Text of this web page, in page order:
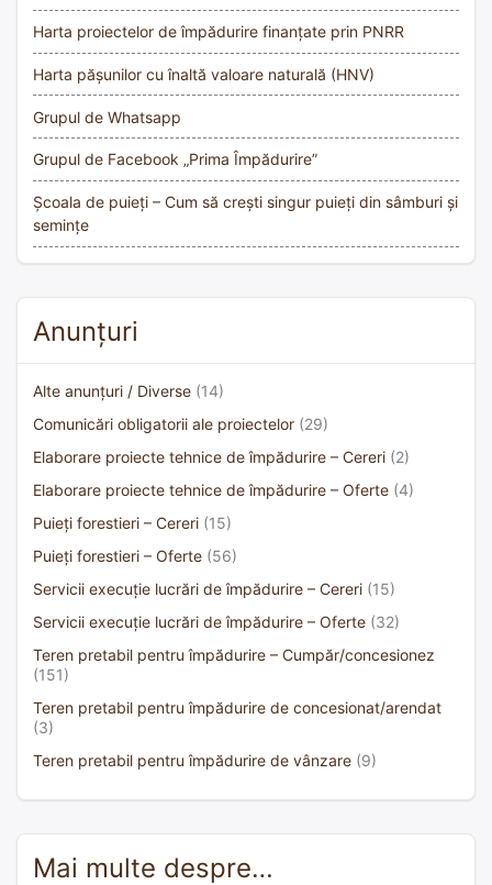
Harta proiectelor de împădurire finanțate prin PNRR
Harta pășunilor cu înaltă valoare naturală (HNV)
Grupul de Whatsapp
Grupul de Facebook „Prima Împădurire”
Școala de puieți – Cum să crești singur puieți din sâmburi și
semințe
Anunțuri
Alte anunțuri / Diverse (14)
Comunicări obligatorii ale proiectelor (29)
Elaborare proiecte tehnice de împădurire – Cereri (2)
Elaborare proiecte tehnice de împădurire – Oferte (4)
Puieți forestieri – Cereri (15)
Puieți forestieri – Oferte (56)
Servicii execuție lucrări de împădurire – Cereri (15)
Servicii execuție lucrări de împădurire – Oferte (32)
Teren pretabil pentru împădurire – Cumpăr/concesionez
(151)
Teren pretabil pentru împădurire de concesionat/arendat
(3)
Teren pretabil pentru împădurire de vânzare (9)
Mai multe despre…